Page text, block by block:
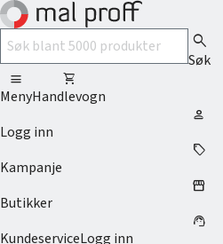
search
Søk
menu
Meny
shopping_cart
Handlevogn
person
Logg inn
sell
Kampanje
storefront
Butikker
support_agent
KundeserviceLogg inn